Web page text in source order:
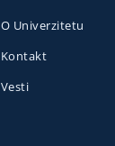
O Univerzitetu
Kontakt
Vesti